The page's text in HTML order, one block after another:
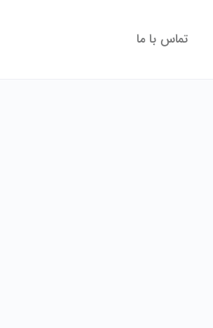
تماس با ما